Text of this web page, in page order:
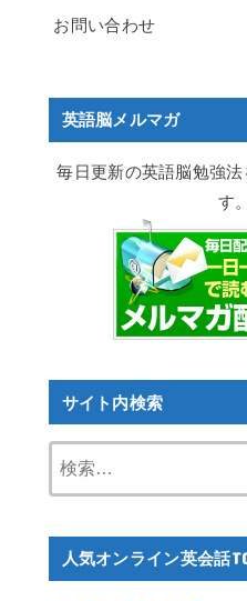
お問い合わせ
英語脳メルマガ
毎日更新の英語脳勉強
す。
サイト内検索
人気オンライン英会話